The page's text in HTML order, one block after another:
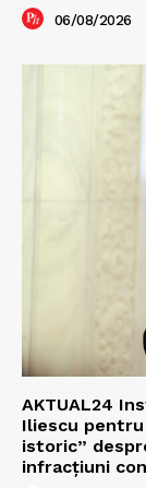
06/08/2026
AKTUAL24
Iliescu
istoric”
infracțiuni